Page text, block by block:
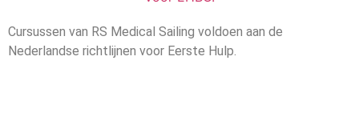
Cursussen van RS Medical Sailing voldoen aan de
Nederlandse richtlijnen voor Eerste Hulp.